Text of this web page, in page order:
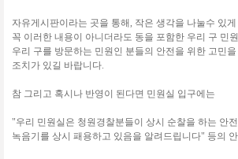
자유게시판이라는 곳을 통해, 작은 생각을 나눌수 있
꼭 이러한 내용이 아니더라도 동을 포함한 우리 구 민
우리 구를 방문하는 민원인 분들의 안전을 위한 고민
조치가 있길 바랍니다.
참 그리고 혹시나 반영이 된다면 민원실 입구에는
"우리 민원실은 청원경찰분들이 상시 순찰을 하는 안
녹음기를 상시 패용하고 있음을 알려드립니다" 등의